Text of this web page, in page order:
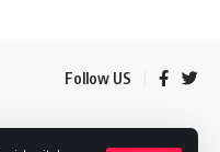
Follow US
Über uns